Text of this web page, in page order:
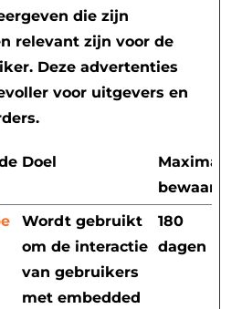
die zijn
relevant zijn voor de
Deze advertenties
voor uitgevers en
Doel
Maximale
Wordt gebruikt
om de interactie
van gebruikers
met embedded
180
dagen